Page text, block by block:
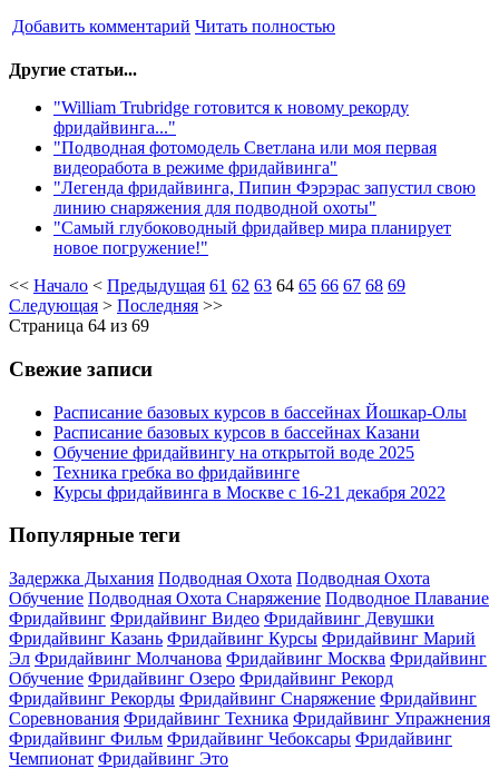
Добавить комментарий Читать полностью
Другие статьи...
"William Trubridge готовится к новому рекорду
фридайвинга..."
"Подводная фотомодель Светлана или моя первая
видеоработа в режиме фридайвинга"
"Легенда фридайвинга, Пипин Фэрэрас запустил свою
линию снаряжения для подводной охоты"
"Самый глубоководный фридайвер мира планирует
новое погружение!"
<< Начало < Предыдущая 61 62 63 64 65 66 67 68 69
Следующая > Последняя >>
Страница 64 из 69
Свежие записи
Расписание базовых курсов в бассейнах Йошкар-Олы
Расписание базовых курсов в бассейнах Казани
Обучение фридайвингу на открытой воде 2025
Техника гребка во фридайвинге
Курсы фридайвинга в Москве с 16-21 декабря 2022
Популярные теги
Задержка Дыхания Подводная Охота Подводная Охота
Обучение Подводная Охота Снаряжение Подводное Плавание
Фридайвинг Фридайвинг Видео Фридайвинг Девушки
Фридайвинг Казань Фридайвинг Курсы Фридайвинг Марий
Эл Фридайвинг Молчанова Фридайвинг Москва Фридайвинг
Обучение Фридайвинг Озеро Фридайвинг Рекорд
Фридайвинг Рекорды Фридайвинг Снаряжение Фридайвинг
Соревнования Фридайвинг Техника Фридайвинг Упражнения
Фридайвинг Фильм Фридайвинг Чебоксары Фридайвинг
Чемпионат Фридайвинг Это